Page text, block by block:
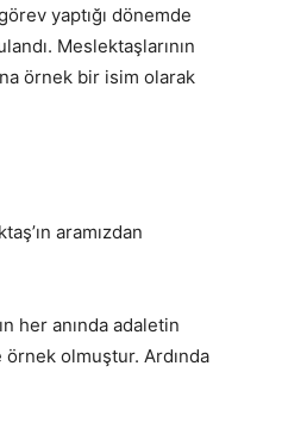
yaptığı dönemde
Meslektaşlarının
örnek bir isim olarak
aramızdan
her anında adaletin
olmuştur. Ardında